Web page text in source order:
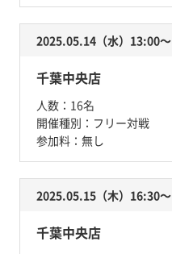
2025.05.14（水）13:00〜
千葉中央店
人数： 16名
開催種別： フリー対戦
参加料： 無し
2025.05.15（木）16:30〜
千葉中央店